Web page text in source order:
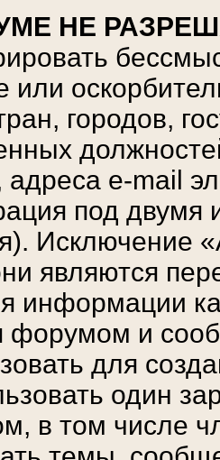
НЕ
городов,
адреса e-mail
под
Исключение
являются
информации
форумом и
для
один
в том числе